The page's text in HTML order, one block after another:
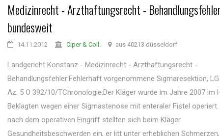
Medizinrecht - Arzthaftungsrecht -
bundesweit
14.11.2012 Ciper & Coll. aus 40213 düsseldorf
Landgericht Konstanz - Medizinrecht - Arzthaftungsrecht -
Behandlungsfehler:Fehlerhaft vorgenommene Sigmaresektion,
Az. 5 O 392/10/TChronologie:Der Kläger wurde im Jahre 2007 im
Beklagten wegen einer Sigmastenose mit enteraler Fistel
nach dem operativen Eingriff stellten sich beim Kläger
Gesundheitsbeschwerden ein, er litt unter erheblichen